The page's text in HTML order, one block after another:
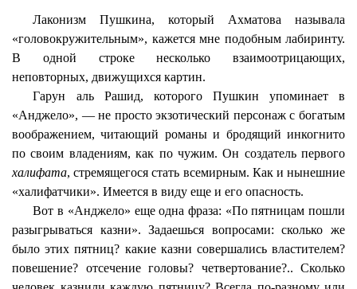
Лаконизм Пушкина, который Ахматова называла
«головокружительным», кажется мне подобным лабиринту.
В одной строке несколько взаимоотрицающих,
неповторных, движущихся картин.
Гарун аль Рашид, которого Пушкин упоминает в
«Анджело», — не просто экзотический персонаж с богатым
воображением, читающий романы и бродящий инкогнито
по своим владениям, как по чужим. Он создатель первого
халифата, стремящегося стать всемирным. Как и нынешние
«халифатчики». Имеется в виду еще и его опасность.
Вот в «Анджело» еще одна фраза: «По пятницам пошли
разыгрываться казни». Задаешься вопросами: сколько же
было этих пятниц? какие казни совершались властителем?
повешение? отсечение головы? четвертование?.. Сколько